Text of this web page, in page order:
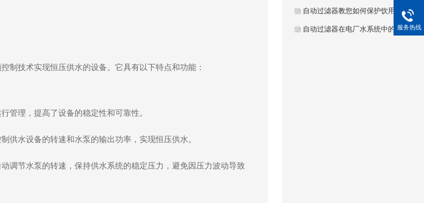
制技术实现恒压供水的设备。它具有以下特点和功能：
管理，提高了设备的稳定性和可靠性。
供水设备的转速和水泵的输出功率，实现恒压供水。
调节水泵的转速，保持供水系统的稳定压力，避免因压力波动导致
自动过滤器教您如何保护饮用水健
自动过滤器在电厂水系统中的意义服务热线